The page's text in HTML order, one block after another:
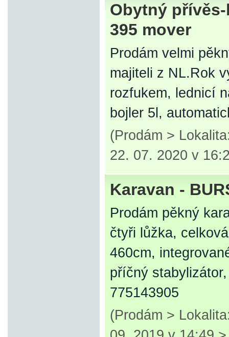
Obytný
395 mover
Prodám velmi
majiteli z NL.Rok
rozfukem, lednicí
bojler 5l,
(Prodám >
22. 07. 2020 v
Karavan -
Prodám pěkný
čtyři lůžka,
460cm,
příčný
775143905
(Prodám >